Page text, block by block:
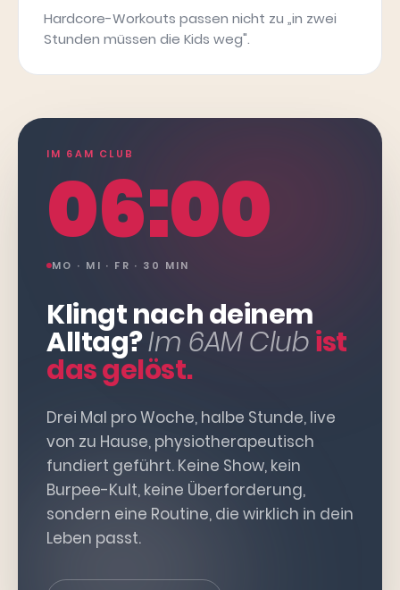
Hardcore-Workouts passen nicht zu „in zwei
Stunden müssen die Kids weg".
IM 6AM CLUB
06:00
MO · MI · FR · 30 MIN
Klingt nach deinem
Alltag?Im 6AM Clubist
das gelöst.
Drei Mal pro Woche, halbe Stunde, live
von zu Hause, physiotherapeutisch
fundiert geführt. Keine Show, kein
Burpee-Kult, keine Überforderung,
sondern eine Routine, die wirklich in dein
Leben passt.